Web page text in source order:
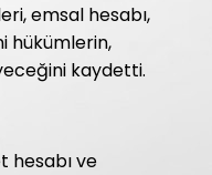
emsal hesabı,
hükümlerin,
kaydetti.
hesabı ve